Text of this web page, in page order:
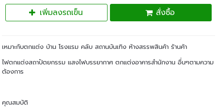
เพิ่มลงรถเข็น สั่งซื้อ
เหมาะกับตกแต่ง บ้าน โรงแรม คลับ สถานบันเทิง ห้างสรรพสินค้า ร้านค้า
ไฟตกแต่งสถาปัตยกรรม แสงไฟบรรยากาศ ตกแต่งอาคารสำนักงาน อื่นๆตามความ
ต้องการ
คุณสมบัติ